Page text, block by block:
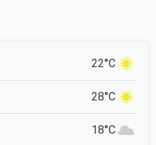
22°C
28°C
18°C